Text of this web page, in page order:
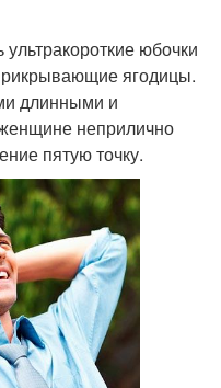
юбочки
ягодицы.
длинными и
неприлично
пятую точку.